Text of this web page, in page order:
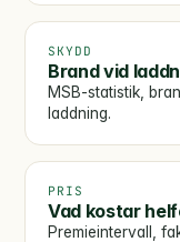
SKYDD
Brand vid
MSB-statistik,
laddning.
PRIS
Vad kostar
Premieintervall,